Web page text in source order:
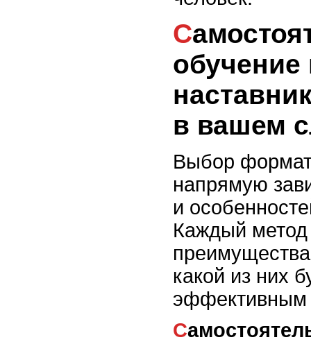
Самостоятельное
обучение
в вашем
Выбор
напрямую
и
Каждый метод
какой из них
эффективным